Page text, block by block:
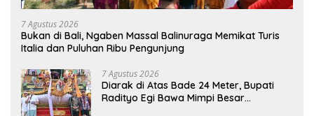
7 Agustus 2026
Bukan di Bali, Ngaben Massal Balinuraga Memikat Turis
Italia dan Puluhan Ribu Pengunjung
7 Agustus 2026
Diarak di Atas Bade 24 Meter, Bupati
Radityo Egi Bawa Mimpi Besar